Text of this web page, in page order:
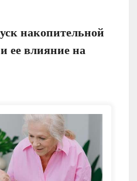
накопительной
ее влияние на